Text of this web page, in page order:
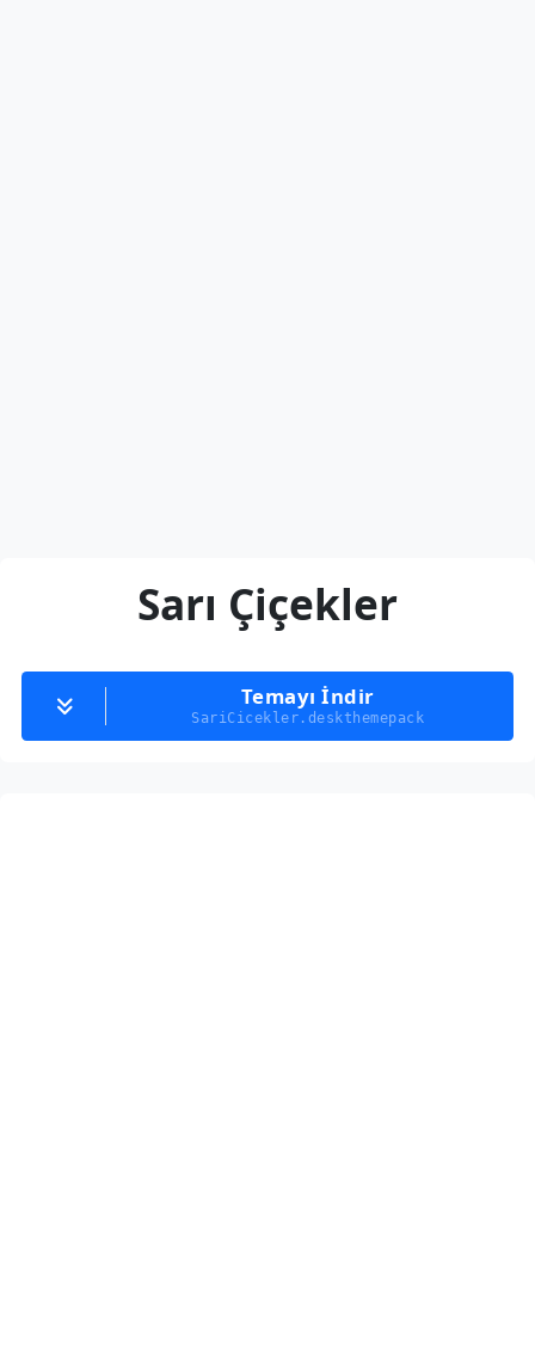
Sarı Çiçekler
Temayı İndir
SariCicekler.deskthemepack